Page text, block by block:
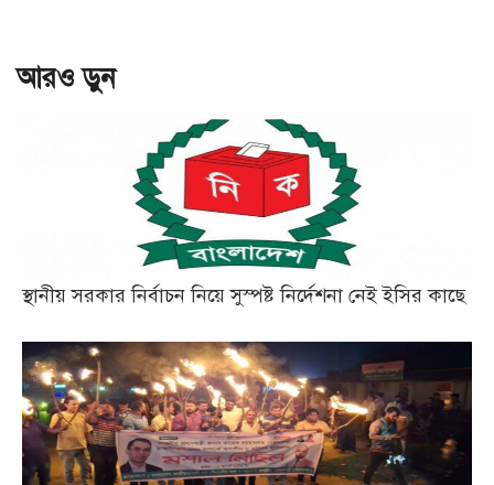
আরও ড়ুন
স্থানীয় সরকার নির্বাচন নিয়ে সুস্পষ্ট নির্দেশনা নেই ইসির কাছে